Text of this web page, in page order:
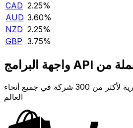
CAD 2.25‎%‎
AUD 3.60‎%‎
NZD 2.25‎%‎
GBP 3.75‎%‎
مصدر أسعار الفئة التجارية لأكثر من 300 شركة في جميع أنحاء
العالم